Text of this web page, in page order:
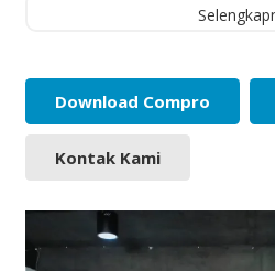
Download Compro
Kontak Kami